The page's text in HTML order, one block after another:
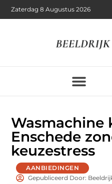
Zaterdag 8 Augustus 2026
Wasmachine
Enschede
keuzestress
AANBIEDINGEN
Gepubliceerd Door: